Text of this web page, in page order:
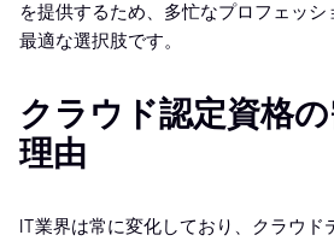
を提供するため、多忙なプロフェッシ
最適な選択肢です。
クラウド認定資格
理由
IT業界は常に変化しており、クラウド